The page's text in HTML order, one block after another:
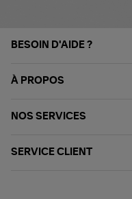
BESOIN D'AIDE ?
À PROPOS
NOS SERVICES
SERVICE CLIENT